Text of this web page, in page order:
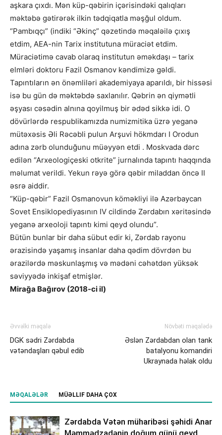
aşkara çıxdı. Mən küp-qəbirin içərisindəki qalıqları
məktəbə gətirərək ilkin tədqiqatla məşğul oldum.
“Pambıqçı” (indiki “Əkinç” qəzetində məqaləilə çıxış
etdim, AEA-nin Tarix institutuna müraciət etdim.
Müraciətimə cavab olaraq institutun əməkdaşı – tarix
elmləri doktoru Fazil Osmanov kəndimizə gəldi.
Tapıntıların ən önəmliləri akademiyaya aparıldı, bir hissəsi
isə bu gün də məktəbdə saxlanılır. Qəbrin ən qiymətli
əşyası cəsədin alnına qoyilmuş bir ədəd sikkə idi. O
dövürlərdə respublikamızda numizmitika üzrə yeganə
mütəxəsis Əli Rəcəbli pulun Arşuvi hökmdarı I Orodun
adına zərb olunduğunu müəyyən etdi . Moskvada dərc
edilən “Arxeologiçeski otkrite” jurnalında tapıntı haqqında
məlumat verildi. Yekun rəyə görə qəbir miladdan öncə II
əsrə aiddir.
“Küp-qəbir” Fazil Osmanovun köməkliyi ilə Azərbaycan
Sovet Ensiklopediyasının IV cildində Zərdabın xəritəsində
yeganə arxeoloji tapıntı kimi qeyd olundu”.
Bütün bunlar bir daha sübut edir ki, Zərdab rayonu
ərazisində yaşamış insanlar daha qədim dövrdən bu
ərazilərdə məskunlaşmış və mədəni cəhətdən yüksək
səviyyədə inkişaf etmişlər.
Mirağa Bağırov (2018-ci il)
Əvvəlki məqalə
DGK sədri Zərdabda
vətəndaşları qəbul edib
Növbəti məqalədə
Əslən Zərdabdan olan tank
batalyonu komandiri
Ukraynada həlak oldu
MƏQALƏLƏR MÜƏLLIF DAHA ÇOX
Zərdabda Vətən müharibəsi şəhidi Anar